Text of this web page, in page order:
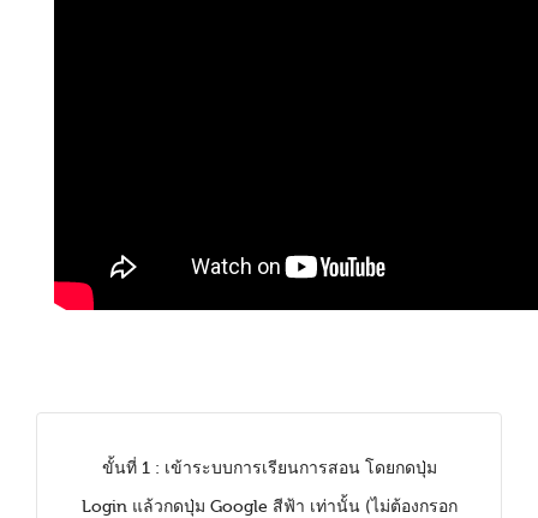
ขั้นที่ 1 : เข้าระบบการเรียนการสอน โดยกดปุ่ม
Login แล้วกดปุ่ม Google สีฟ้า เท่านั้น (ไม่ต้องกรอก